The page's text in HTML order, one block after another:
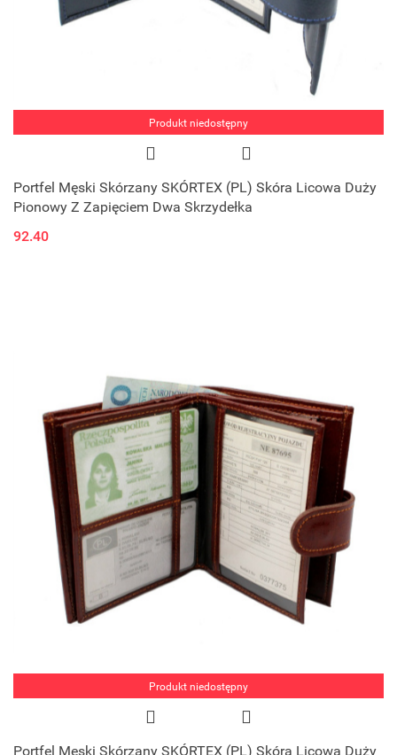
Produkt niedostępny
Portfel Męski Skórzany SKÓRTEX (PL) Skóra Licowa Duży
Pionowy Z Zapięciem Dwa Skrzydełka
92.40
Produkt niedostępny
Portfel Męski Skórzany SKÓRTEX (PL) Skóra Licowa Duży